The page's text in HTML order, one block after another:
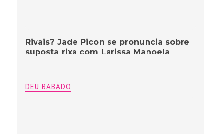
Rivais? Jade Picon se pronuncia sobre
suposta rixa com Larissa Manoela
DEU BABADO